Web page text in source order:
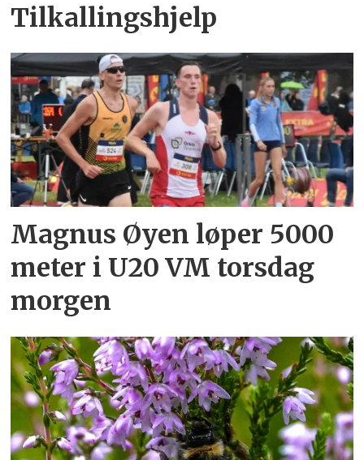
Tilkallingshjelp
Magnus Øyen løper 5000
meter i U20 VM torsdag
morgen